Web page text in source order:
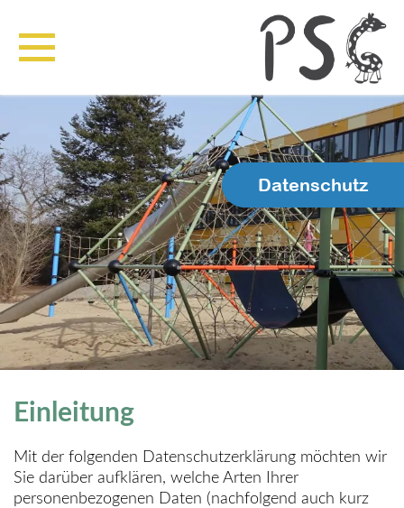
Datenschutz
Einleitung
Mit der folgenden Datenschutzerklärung möchten wir
Sie darüber aufklären, welche Arten Ihrer
personenbezogenen Daten (nachfolgend auch kurz